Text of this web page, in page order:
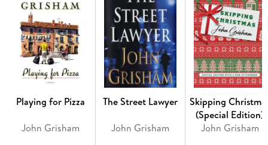
Now Mark is caught between a legal system gone mad and a
mob killer desperate to cover up his crime. And his only ally
is a woman named Reggie Love, who has been a lawyer for all
of four years.
Prosecutors are willing to break all the rules to make Mark
talk. The mob will stop at nothing to keep him quiet. And
Reggie will do anything to protect her client—even take a
last, desperate gamble that could win Mark his freedom . . .
or cost them both their lives.
Playing for Pizza
John Grisham
The Street Lawyer
John Grisham
Skipping
(Special Edition)
John Grisham